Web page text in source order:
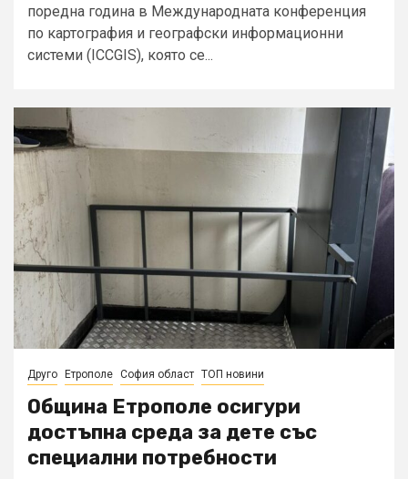
поредна година в Международната конференция
по картография и географски информационни
системи (ICCGIS), която се...
Друго Етрополе София област ТОП новини
Община Етрополе осигури
достъпна среда за дете със
специални потребности